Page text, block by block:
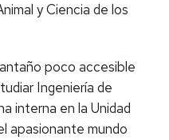
y Ciencia de los
poco accesible
Ingeniería de
interna en la Unidad
apasionante mundo